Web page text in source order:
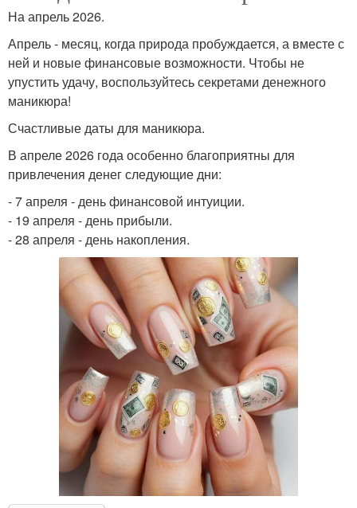
На апрель 2026.
Апрель - месяц, когда природа пробуждается, а вместе с
ней и новые финансовые возможности. Чтобы не
упустить удачу, воспользуйтесь секретами денежного
маникюра!
Счастливые даты для маникюра.
В апреле 2026 года особенно благоприятны для
привлечения денег следующие дни:
- 7 апреля - день финансовой интуиции.
- 19 апреля - день прибыли.
- 28 апреля - день накопления.